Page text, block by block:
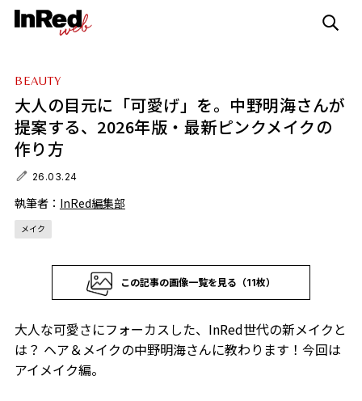
BEAUTY
大人の目元に「可愛げ」を。中野明海さんが
提案する、2026年版・最新ピンクメイクの
作り方
26.03.24
執筆者： InRed編集部
メイク
この記事の画像一覧を見る（11枚）
大人な可愛さにフォーカスした、InRed世代の新メイクと
は？ ヘア＆メイクの中野明海さんに教わります！今回は
アイメイク編。